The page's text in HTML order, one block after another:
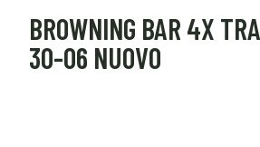
BROWNING BAR 4X
30-06 NUOVO